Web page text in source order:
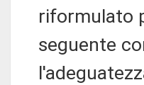
riformulato
seguente